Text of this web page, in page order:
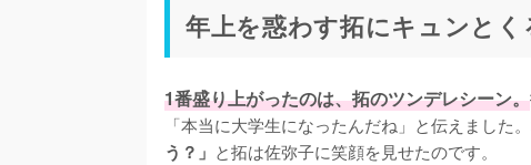
年上を惑わす拓にキュンとく
1番盛り上がったのは、拓のツンデレシーン。
「本当に大学生になったんだね」と伝えました
う？」 と拓は佐弥子に笑顔を見せたのです。